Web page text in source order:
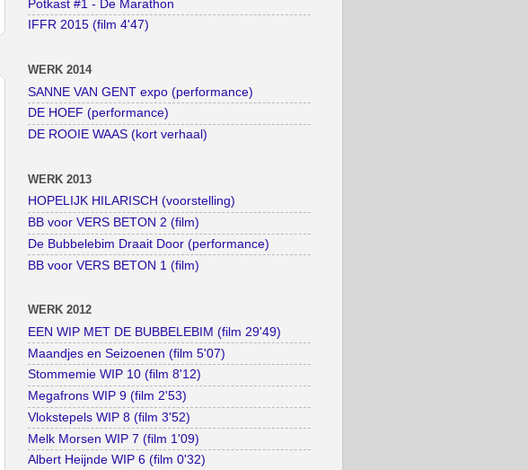
Potkast #1 - De Marathon
IFFR 2015 (film 4'47)
WERK 2014
SANNE VAN GENT expo (performance)
DE HOEF (performance)
DE ROOIE WAAS (kort verhaal)
WERK 2013
HOPELIJK HILARISCH (voorstelling)
BB voor VERS BETON 2 (film)
De Bubbelebim Draait Door (performance)
BB voor VERS BETON 1 (film)
WERK 2012
EEN WIP MET DE BUBBELEBIM (film 29'49)
Maandjes en Seizoenen (film 5'07)
Stommemie WIP 10 (film 8'12)
Megafrons WIP 9 (film 2'53)
Vlokstepels WIP 8 (film 3'52)
Melk Morsen WIP 7 (film 1'09)
Albert Heijnde WIP 6 (film 0'32)